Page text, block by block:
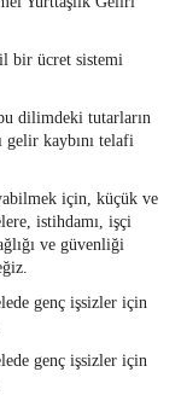
bir ücret sistemi
dilimdeki tutarların
gelir kaybını telafi
için, küçük ve
istihdamı, işçi
ve güvenliği
genç işsizler için
genç işsizler için